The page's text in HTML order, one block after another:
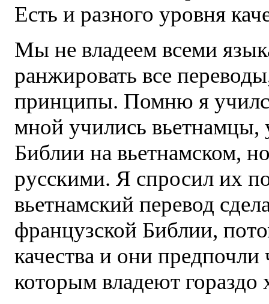
Есть и разного уровня
Мы не владеем всеми
ранжировать все
принципы. Помню я
мной учились
Библии на вьетнамском,
русскими. Я спросил их
вьетнамский перевод
французской Библии,
качества и они
которым владеют